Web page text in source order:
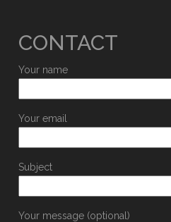
CONTACT
Your name
Your email
Subject
Your message (optional)